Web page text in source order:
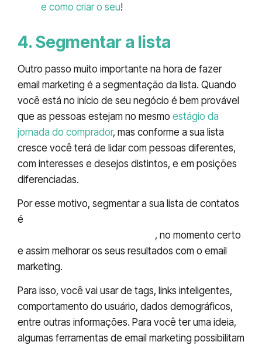
e como criar o seu!
4. Segmentar a lista
Outro passo muito importante na hora de fazer
email marketing é a segmentação da lista. Quando
você está no início de seu negócio é bem provável
que as pessoas estejam no mesmo estágio da
jornada do comprador, mas conforme a sua lista
cresce você terá de lidar com pessoas diferentes,
com interesses e desejos distintos, e em posições
diferenciadas.
Por esse motivo, segmentar a sua lista de contatos
é
, no momento certo
e assim melhorar os seus resultados com o email
marketing.
Para isso, você vai usar de tags, links inteligentes,
comportamento do usuário, dados demográficos,
entre outras informações. Para você ter uma ideia,
algumas ferramentas de email marketing possibilitam